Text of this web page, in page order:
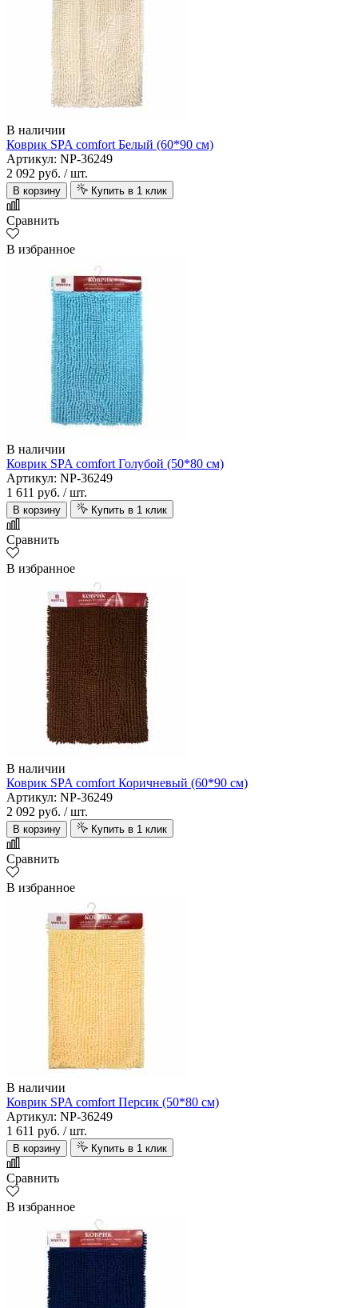
В наличии
Коврик SPA comfort Белый (60*90 см)
Артикул: NP-36249
2 092 руб. / шт.
В корзину Купить в 1 клик
Сравнить
В избранное
В наличии
Коврик SPA comfort Голубой (50*80 см)
Артикул: NP-36249
1 611 руб. / шт.
В корзину Купить в 1 клик
Сравнить
В избранное
В наличии
Коврик SPA comfort Коричневый (60*90 см)
Артикул: NP-36249
2 092 руб. / шт.
В корзину Купить в 1 клик
Сравнить
В избранное
В наличии
Коврик SPA comfort Персик (50*80 см)
Артикул: NP-36249
1 611 руб. / шт.
В корзину Купить в 1 клик
Сравнить
В избранное